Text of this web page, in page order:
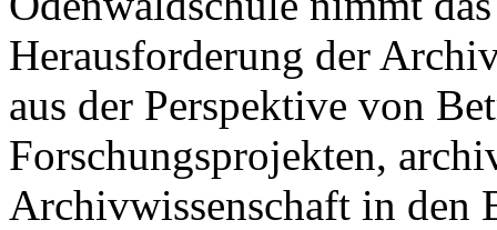
Herausforderung der
aus der Perspektive von
Forschungsprojekten,
Archivwissenschaft in den